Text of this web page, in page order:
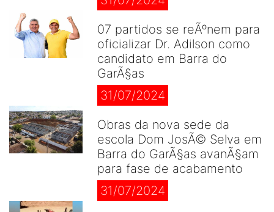
07 partidos se reÃºnem para
oficializar Dr. Adilson como
candidato em Barra do
GarÃ§as
31/07/2024
Obras da nova sede da
escola Dom JosÃ© Selva em
Barra do GarÃ§as avanÃ§am
para fase de acabamento
31/07/2024